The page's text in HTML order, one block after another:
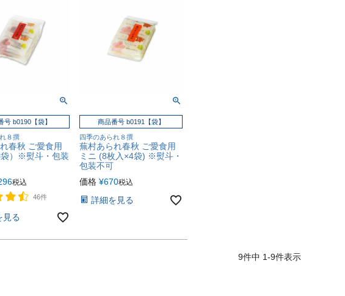
号 b0190【袋】
８撰
春秋 ご愛食用
）※熨斗・包装
税込
46件
見る
商品番号 b0191【袋】
四季のあられ８撰
蕪村あられ春秋 ご愛食用
ミニ (8枚入×4袋) ※熨斗・
包装不可
価格 ¥670税込
詳細を見る
9件中 1-9件表示